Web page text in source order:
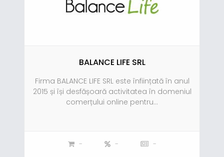
BALANCE LIFE SRL
Firma BALANCE LIFE SRL este înființată în anul
2015 și își desfășoară activitatea în domeniul
comerțului online pentru...
- - -